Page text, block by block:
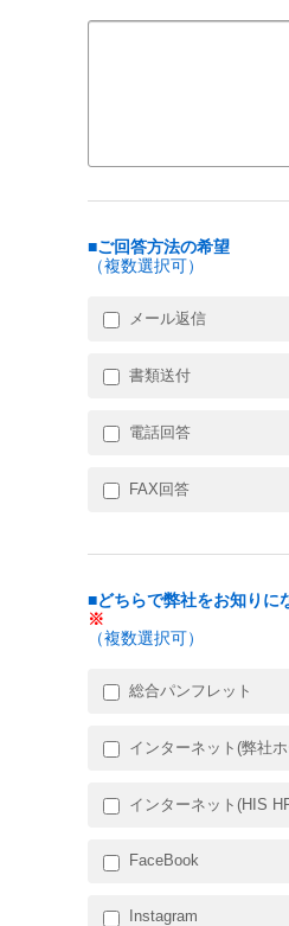
■ご回答方法の希望
（複数選択可）
メール返信
書類送付
電話回答
FAX回答
■どちらで弊社をお知りに
※
（複数選択可）
総合パンフレット
インターネット(弊社
インターネット(HIS
FaceBook
Instagram